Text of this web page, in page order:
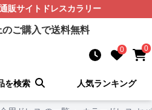
販サイト ドレスカラリー
ご購入で送料無料
0 0
を検索 人気ランキング